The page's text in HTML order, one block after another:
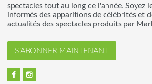
spectacles tout au long de l'année. Soyez
informés des apparitions de célébrités et
actualités des spectacles produits par
S’ABONNER MAINTENANT